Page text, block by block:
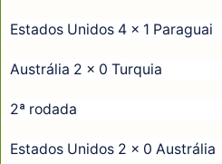
Estados Unidos 4 x 1 Paraguai
Austrália 2 x 0 Turquia
2ª rodada
Estados Unidos 2 x 0 Austrália